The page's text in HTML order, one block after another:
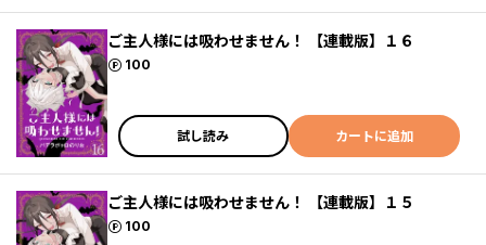
ご主人様には吸わせません！ 【連載版】１６
100
ポイント
試し読み カートに追加
ご主人様には吸わせません！ 【連載版】１５
100
ポイント